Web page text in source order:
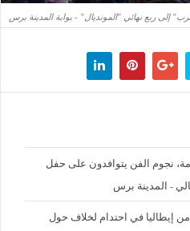
إلى ربع نهائي "المونديال" - بوابة المدينة برس
نجوم الفن يتوافدون على حفل
- المدينة برس
إيطاليا في احتدام لخلاف حول